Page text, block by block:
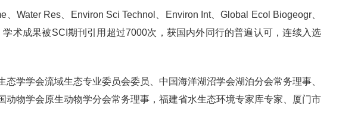
Water Res、Environ Sci Technol、Environ Int、Global Ecol Biogeogr、
术成果被SCI期刊引用超过7000次，获国内外同行的普遍认可，连续入选
学学会流域生态专业委员会委员、中国海洋湖沼学会湖泊分会常务理事、
物学会原生动物学分会常务理事，福建省水生态环境专家库专家、厦门市